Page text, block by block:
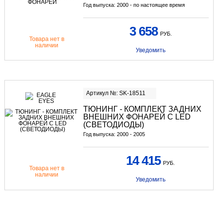
Год выпуска: 2000 - по настоящее время
Товара нет в
наличии
3 658 РУБ.
Уведомить
Артикул №: SK-18511
ТЮНИНГ- КОМПЛЕКТ ЗАДНИХ
ВНЕШНИХ ФОНАРЕЙ С LED
(СВЕТОДИОДЫ)
Год выпуска: 2000 - 2005
Товара нет в
наличии
14 415 РУБ.
Уведомить